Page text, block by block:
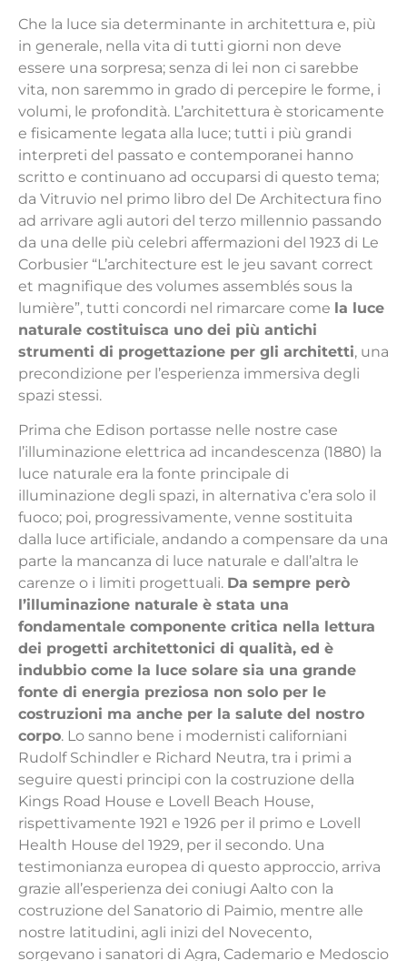
Che la luce sia determinante in architettura e, più
in generale, nella vita di tutti giorni non deve
essere una sorpresa; senza di lei non ci sarebbe
vita, non saremmo in grado di percepire le forme, i
volumi, le profondità. L’architettura è storicamente
e fisicamente legata alla luce; tutti i più grandi
interpreti del passato e contemporanei hanno
scritto e continuano ad occuparsi di questo tema;
da Vitruvio nel primo libro del De Architectura fino
ad arrivare agli autori del terzo millennio passando
da una delle più celebri affermazioni del 1923 di Le
Corbusier “L’architecture est le jeu savant correct
et magnifique des volumes assemblés sous la
lumière”, tutti concordi nel rimarcare come la luce
naturale costituisca uno dei più antichi
strumenti di progettazione per gli architetti, una
precondizione per l’esperienza immersiva degli
spazi stessi.
Prima che Edison portasse nelle nostre case
l’illuminazione elettrica ad incandescenza (1880) la
luce naturale era la fonte principale di
illuminazione degli spazi, in alternativa c’era solo il
fuoco; poi, progressivamente, venne sostituita
dalla luce artificiale, andando a compensare da una
parte la mancanza di luce naturale e dall’altra le
carenze o i limiti progettuali. Da sempre però
l’illuminazione naturale è stata una
fondamentale componente critica nella lettura
dei progetti architettonici di qualità, ed è
indubbio come la luce solare sia una grande
fonte di energia preziosa non solo per le
costruzioni ma anche per la salute del nostro
corpo. Lo sanno bene i modernisti californiani
Rudolf Schindler e Richard Neutra, tra i primi a
seguire questi principi con la costruzione della
Kings Road House e Lovell Beach House,
rispettivamente 1921 e 1926 per il primo e Lovell
Health House del 1929, per il secondo. Una
testimonianza europea di questo approccio, arriva
grazie all’esperienza dei coniugi Aalto con la
costruzione del Sanatorio di Paimio, mentre alle
nostre latitudini, agli inizi del Novecento,
sorgevano i sanatori di Agra, Cademario e Medoscio